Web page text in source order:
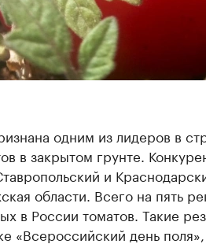
одним из лидеров в
в закрытом грунте.
и
области. Всего на пять
в России томатов. Такие
«Всероссийский день